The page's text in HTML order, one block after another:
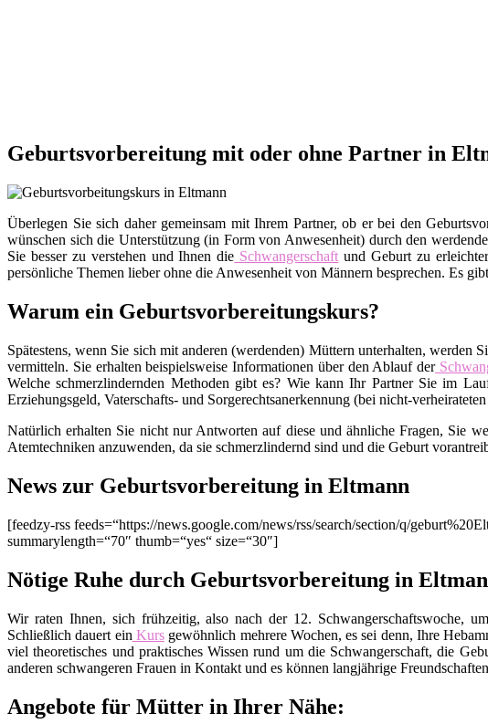
Geburtsvorbereitung mit oder ohne Partner in
Überlegen Sie sich daher gemeinsam mit Ihrem Partner, ob er bei den
wünschen sich die Unterstützung (in Form von Anwesenheit) durch den
Sie besser zu verstehen und Ihnen die Schwangerschaft und Geburt zu
persönliche Themen lieber ohne die Anwesenheit von Männern besprechen. Es
Warum ein Geburtsvorbereitungskurs?
Spätestens, wenn Sie sich mit anderen (werdenden) Müttern unterhalten, werden
vermitteln. Sie erhalten beispielsweise Informationen über den Ablauf der
Welche schmerzlindernden Methoden gibt es? Wie kann Ihr Partner Sie im
Erziehungsgeld, Vaterschafts- und Sorgerechtsanerkennung (bei nicht-
Natürlich erhalten Sie nicht nur Antworten auf diese und ähnliche Fragen, Sie
Atemtechniken anzuwenden, da sie schmerzlindernd sind und die Geburt
News zur Geburtsvorbereitung in Eltmann
[feedzy-rss feeds=“https://news.google.com/news/rss/search/section/q/
summarylength=“70″ thumb=“yes“ size=“30″]
Nötige Ruhe durch Geburtsvorbereitung in
Wir raten Ihnen, sich frühzeitig, also nach der 12. Schwangerschaftswoche,
Schließlich dauert ein Kursgewöhnlich mehrere Wochen, es sei denn, Ihre
viel theoretisches und praktisches Wissen rund um die Schwangerschaft, die
anderen schwangeren Frauen in Kontakt und es können langjährige
Angebote für Mütter in Ihrer Nähe: